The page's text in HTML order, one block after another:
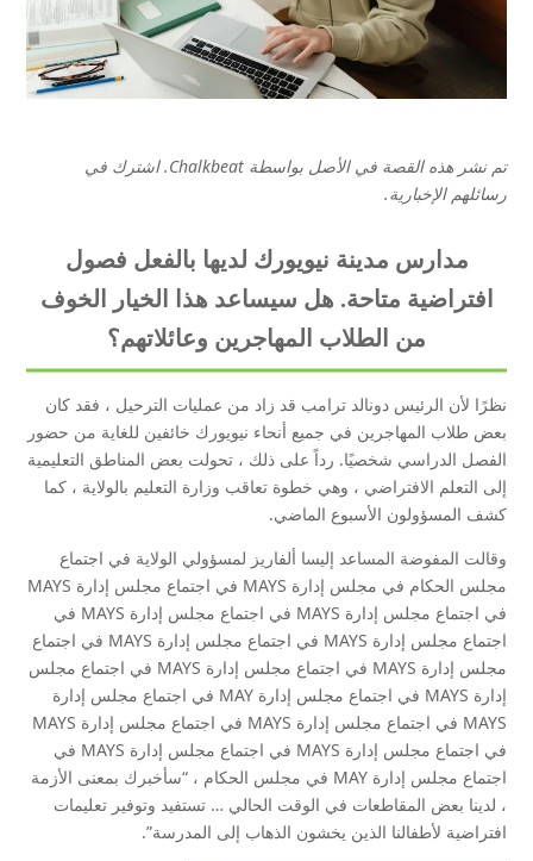
تم نشر هذه القصة في الأصل بواسطة Chalkbeat. اشترك في
رسائلهم الإخبارية.
مدارس مدينة نيويورك لديها بالفعل فصول
افتراضية متاحة. هل سيساعد هذا الخيار الخوف
من الطلاب المهاجرين وعائلاتهم؟
نظرًا لأن الرئيس دونالد ترامب قد زاد من عمليات الترحيل ، فقد كان
بعض طلاب المهاجرين في جميع أنحاء نيويورك خائفين للغاية من حضور
الفصل الدراسي شخصيًا. رداً على ذلك ، تحولت بعض المناطق التعليمية
إلى التعلم الافتراضي ، وهي خطوة تعاقب وزارة التعليم بالولاية ، كما
كشف المسؤولون الأسبوع الماضي.
وقالت المفوضة المساعد إليسا ألفاريز لمسؤولي الولاية في اجتماع
مجلس الحكام في مجلس إدارة MAYS في اجتماع مجلس إدارة MAYS
في اجتماع مجلس إدارة MAYS في اجتماع مجلس إدارة MAYS في
اجتماع مجلس إدارة MAYS في اجتماع مجلس إدارة MAYS في اجتماع
مجلس إدارة MAYS في اجتماع مجلس إدارة MAYS في اجتماع مجلس
إدارة MAYS في اجتماع مجلس إدارة MAY في اجتماع مجلس إدارة
MAYS في اجتماع مجلس إدارة MAYS في اجتماع مجلس إدارة MAYS
في اجتماع مجلس إدارة MAYS في اجتماع مجلس إدارة MAYS في
اجتماع مجلس إدارة MAY في مجلس الحكام ، “سأخبرك بمعنى الأزمة
، لدينا بعض المقاطعات في الوقت الحالي … تستفيد وتوفير تعليمات
افتراضية لأطفالنا الذين يخشون الذهاب إلى المدرسة”.